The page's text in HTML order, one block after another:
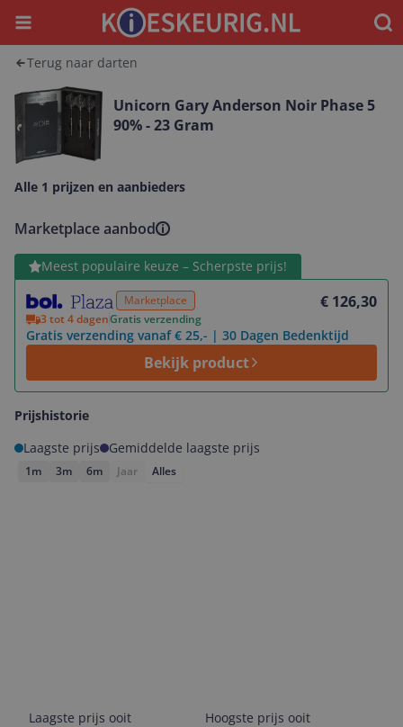
Menu
Terug naar darten
Unicorn Gary Anderson Noir Phase 5
90% - 23 Gram
Alle 1 prijzen en aanbieders
Marketplace aanbod
Meest populaire keuze – Scherpste prijs!
Marketplace € 126,30
3 tot 4 dagenGratis verzending
Gratis verzending vanaf € 25,- | 30 Dagen Bedenktijd
Bekijk product
Bekijk product
Prijshistorie
Laagste prijs
Gemiddelde laagste prijs
1m 3m 6m Jaar Alles
Laagste prijs ooit
Hoogste prijs ooit